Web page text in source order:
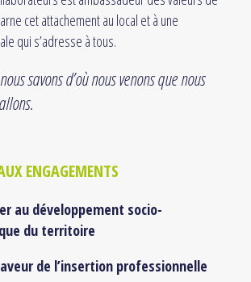
cet attachement au local et à une
qui s’adresse à tous.
savons d’où nous venons que nous
ENGAGEMENTS
au développement socio-
du territoire
de l’insertion professionnelle